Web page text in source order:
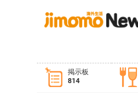
掲示板
814
タウン情報